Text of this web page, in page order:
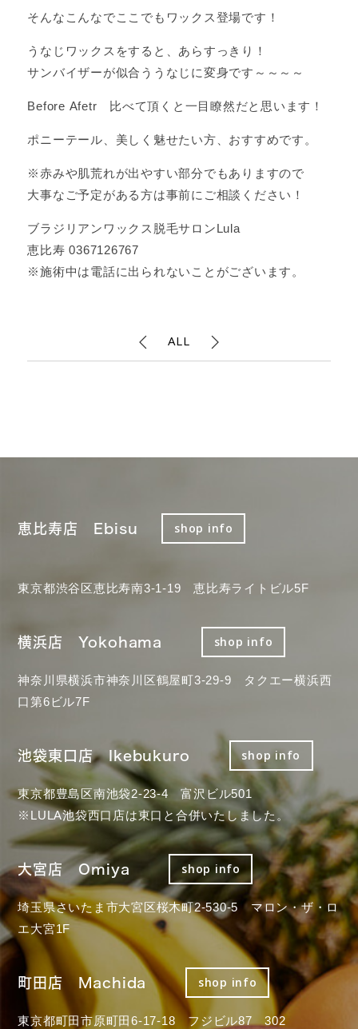
そんなこんなでここでもワックス登場です！
うなじワックスをすると、あらすっきり！
サンバイザーが似合ううなじに変身です～～～～
Before Afetr 比べて頂くと一目瞭然だと思います！
ポニーテール、美しく魅せたい方、おすすめです。
※赤みや肌荒れが出やすい部分でもありますので
大事なご予定がある方は事前にご相談ください！
ブラジリアンワックス脱毛サロンLula
恵比寿 0367126767
※施術中は電話に出られないことがございます。
ALL
恵比寿店 Ebisu shop info
東京都渋谷区恵比寿南3-1-19 恵比寿ライトビル5F
横浜店 Yokohama shop info
神奈川県横浜市神奈川区鶴屋町3-29-9 タクエー横浜西
口第6ビル7F
池袋東口店 Ikebukuro shop info
東京都豊島区南池袋2-23-4 富沢ビル501
※LULA池袋西口店は東口と合併いたしました。
大宮店 Omiya shop info
埼玉県さいたま市大宮区桜木町2-530-5 マロン・ザ・ロ
エ大宮1F
町田店 Machida shop info
東京都町田市原町田6-17-18 フジビル87 302